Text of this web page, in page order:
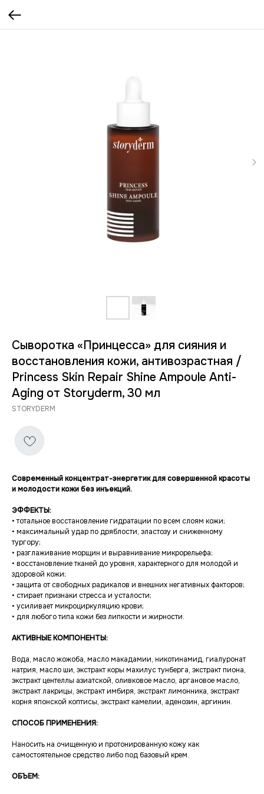
Сыворотка «Принцесса» для сияния и
восстановления кожи, антивозрастная /
Princess Skin Repair Shine Ampoule Anti-
Aging от Storyderm, 30 мл
STORYDERM
Современный концентрат-энергетик для совершенной красоты
и молодости кожи без инъекций.
ЭФФЕКТЫ:
• тотальное восстановление гидратации по всем слоям кожи;
• максимальный удар по дряблости, эластозу и сниженному
тургору;
• разглаживание морщин и выравнивание микрорельефа;
• восстановление тканей до уровня, характерного для молодой и
здоровой кожи;
• защита от свободных радикалов и внешних негативных факторов;
• стирает признаки стресса и усталости;
• усиливает микроциркуляцию крови;
• для любого типа кожи без липкости и жирности.
АКТИВНЫЕ КОМПОНЕНТЫ:
Вода, масло жожоба, масло макадамии, никотинамид, гиалуронат
натрия, масло ши, экстракт коры махилус тунберга, экстракт пиона,
экстракт центеллы азиатской, оливковое масло, аргановое масло,
экстракт лакрицы, экстракт имбиря, экстракт лимонника, экстракт
корня японской коптисы, экстракт камелии, аденозин, аргинин.
СПОСОБ ПРИМЕНЕНИЯ:
Наносить на очищенную и протонированную кожу как
самостоятельное средство либо под базовый крем.
ОБЪЕМ: